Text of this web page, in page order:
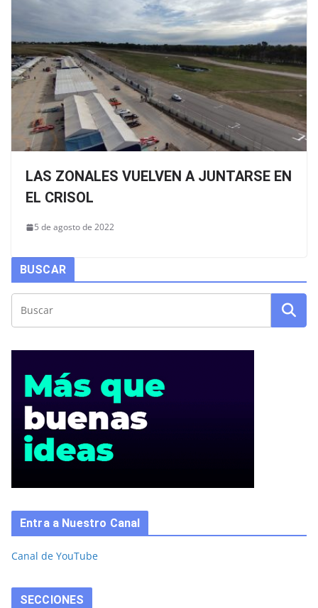
LAS ZONALES VUELVEN A JUNTARSE EN
EL CRISOL
5 de agosto de 2022
BUSCAR
Entra a Nuestro Canal
Canal de YouTube
SECCIONES